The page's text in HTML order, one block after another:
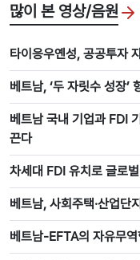
많이 본 영상/음원
타이응우옌성, 공공투자
베트남, ‘두 자릿수 성장’
베트남 국내 기업과 FDI
끈다
차세대 FDI 유치로 글로
베트남, 사회주택·산업단
베트남-EFTA의 자유무